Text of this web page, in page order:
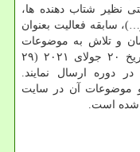
نظیر شتاب دهنده ها،
سابقه فعالیت بعنوان
و تلاش به موضوعات
فوق است. علاقه مندان باید حداکثر تا تاریخ ۲۰ جولای ۲۰۲۱ (۲۹
دوره ارسال نمایند.
و موضوعات آن در سایت
شده است.